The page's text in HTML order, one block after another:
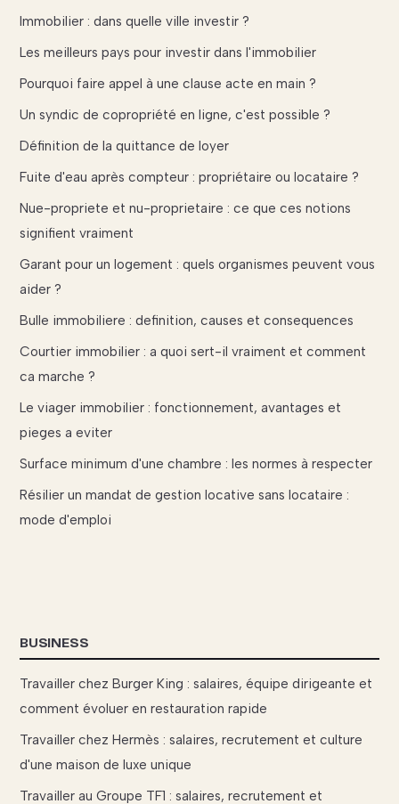
Immobilier : dans quelle ville investir ?
Les meilleurs pays pour investir dans l'immobilier
Pourquoi faire appel à une clause acte en main ?
Un syndic de copropriété en ligne, c'est possible ?
Définition de la quittance de loyer
Fuite d'eau après compteur : propriétaire ou locataire ?
Nue-propriete et nu-proprietaire : ce que ces notions
signifient vraiment
Garant pour un logement : quels organismes peuvent vous
aider ?
Bulle immobiliere : definition, causes et consequences
Courtier immobilier : a quoi sert-il vraiment et comment
ca marche ?
Le viager immobilier : fonctionnement, avantages et
pieges a eviter
Surface minimum d'une chambre : les normes à respecter
Résilier un mandat de gestion locative sans locataire :
mode d'emploi
BUSINESS
Travailler chez Burger King : salaires, équipe dirigeante et
comment évoluer en restauration rapide
Travailler chez Hermès : salaires, recrutement et culture
d'une maison de luxe unique
Travailler au Groupe TF1 : salaires, recrutement et